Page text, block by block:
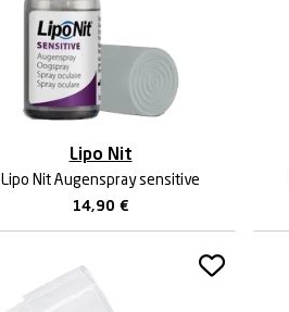
Lipo Nit
Lipo Nit Augenspray sensitive
14,90€